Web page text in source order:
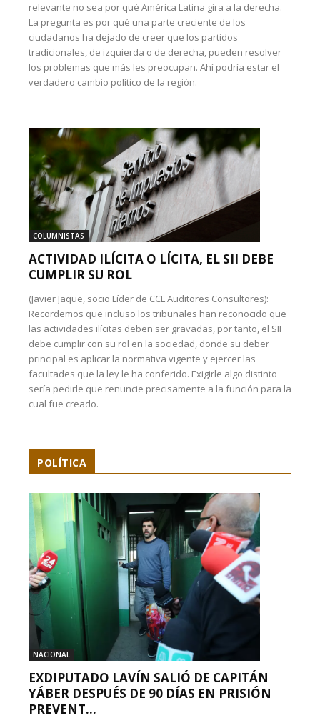
relevante no sea por qué América Latina gira a la derecha.
La pregunta es por qué una parte creciente de los
ciudadanos ha dejado de creer que los partidos
tradicionales, de izquierda o de derecha, pueden resolver
los problemas que más les preocupan. Ahí podría estar el
verdadero cambio político de la región.
COLUMNISTAS
ACTIVIDAD ILÍCITA O LÍCITA, EL SII DEBE
CUMPLIR SU ROL
(Javier Jaque, socio Líder de CCL Auditores Consultores):
Recordemos que incluso los tribunales han reconocido que
las actividades ilícitas deben ser gravadas, por tanto, el SII
debe cumplir con su rol en la sociedad, donde su deber
principal es aplicar la normativa vigente y ejercer las
facultades que la ley le ha conferido. Exigirle algo distinto
sería pedirle que renuncie precisamente a la función para la
cual fue creado.
POLÍTICA
NACIONAL
EXDIPUTADO LAVÍN SALIÓ DE CAPITÁN
YÁBER DESPUÉS DE 90 DÍAS EN PRISIÓN
PREVENT...